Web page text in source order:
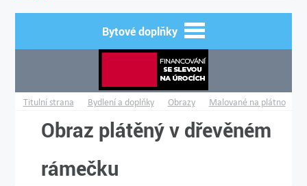
Bytové doplňky
Titulní strana Bydlení a doplňky Obrazy Malované na plátno
Obraz plátěný v dřevěném
rámečku